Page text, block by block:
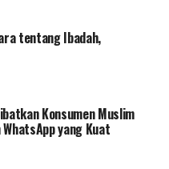
tentang Ibadah,
Konsumen Muslim
yang Kuat